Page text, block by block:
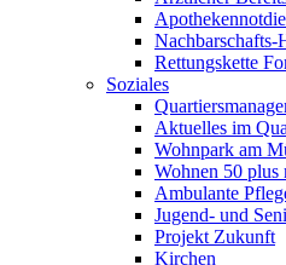
Rettungskette
Soziales
Aktuelles im
Wohnpark am
Wohnen 50 plus
Ambulante
Jugend- und
Projekt Zukunft
Kirchen